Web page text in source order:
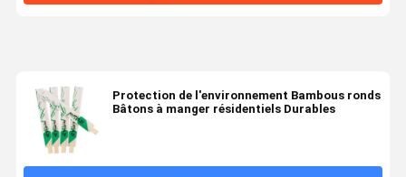
Protection de l'environnement Bambous ronds
Bâtons à manger résidentiels Durables